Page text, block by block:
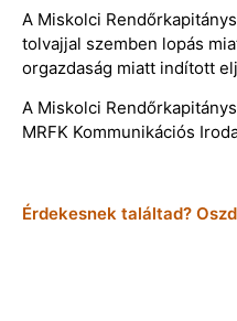
A Miskolci
tolvajjal szemben lopás
orgazdaság miatt indított
A Miskolci
MRFK Kommunikációs
Érdekesnek találtad?